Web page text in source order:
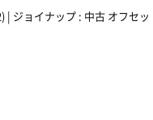
| ジョイナップ : 中古 オフセ